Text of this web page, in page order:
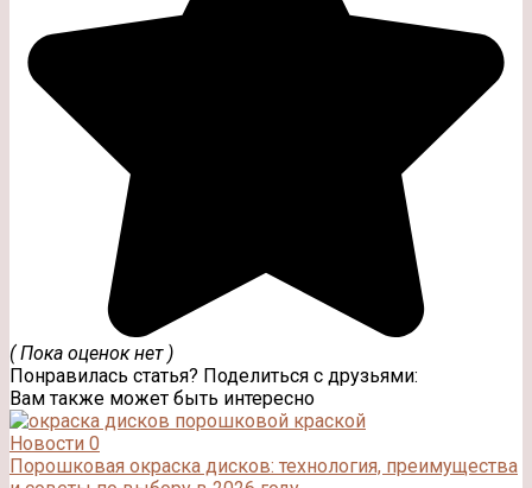
( Пока оценок нет )
Понравилась статья? Поделиться с друзьями:
Вам также может быть интересно
Новости 0
Порошковая окраска дисков: технология, преимущества